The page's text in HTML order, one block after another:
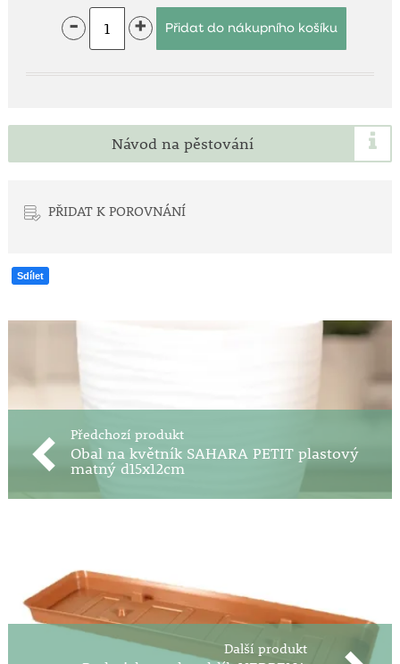
- +
Návod na pěstování
PŘIDAT K POROVNÁNÍ
Sdílet
Předchozí produkt
Obal na květník SAHARA PETIT plastový
matný d15x12cm
Další produkt